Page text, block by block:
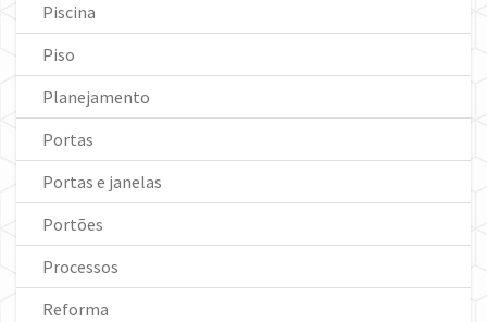
Piscina
Piso
Planejamento
Portas
Portas e janelas
Portões
Processos
Reforma